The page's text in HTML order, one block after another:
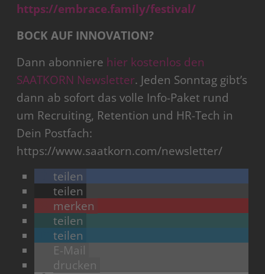
https://embrace.family/festival/
BOCK AUF INNOVATION?
Dann abonniere hier kostenlos den
SAATKORN Newsletter. Jeden Sonntag gibt’s
dann ab sofort das volle Info-Paket rund
um Recruiting, Retention und HR-Tech in
Dein Postfach:
https://www.saatkorn.com/newsletter/
teilen
teilen
merken
teilen
teilen
E-Mail
drucken